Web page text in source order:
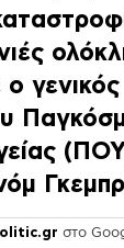
ο γενικός
στο